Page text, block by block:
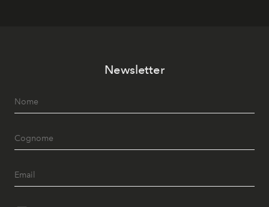
Newsletter